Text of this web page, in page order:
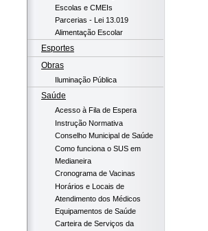
Escolas e CMEIs
Parcerias - Lei 13.019
Alimentação Escolar
Esportes
Obras
Iluminação Pública
Saúde
Acesso à Fila de Espera
Instrução Normativa
Conselho Municipal de Saúde
Como funciona o SUS em
Medianeira
Cronograma de Vacinas
Horários e Locais de
Atendimento dos Médicos
Equipamentos de Saúde
Carteira de Serviços da